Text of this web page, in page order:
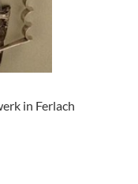
in Ferlach